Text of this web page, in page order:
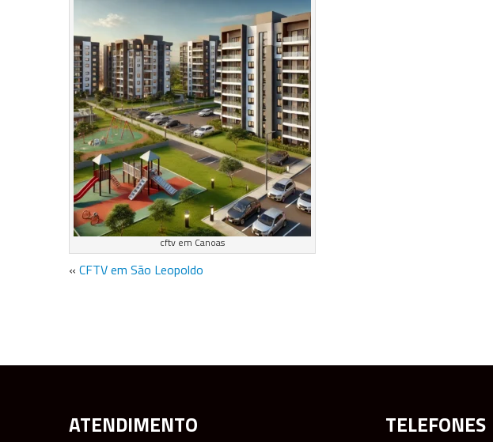
cftv em Canoas
« CFTV em São Leopoldo
ATENDIMENTO TELEFONES